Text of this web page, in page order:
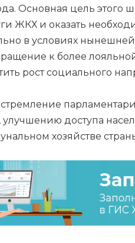
Основная цель
ЖКХ и оказать
в условиях
к более
рост социального
улучшению доступа
хозяйстве